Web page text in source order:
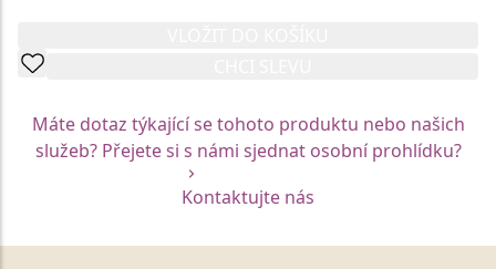
Máte dotaz týkající se tohoto produktu nebo našich
služeb? Přejete si s námi sjednat osobní prohlídku?
Kontaktujte nás